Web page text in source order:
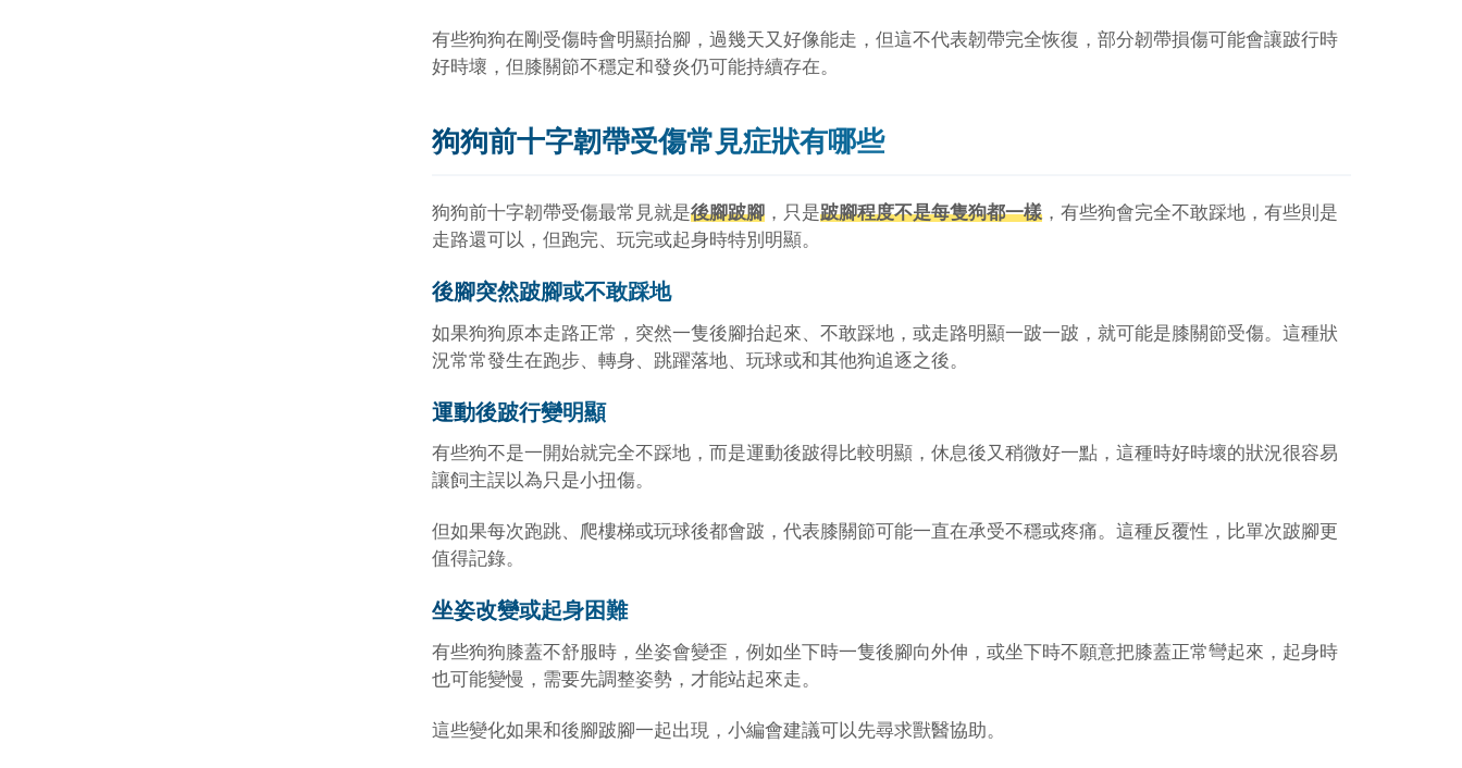
有些狗狗在剛受傷時會明顯抬腳，過幾天又好像能走，但這不代表韌帶完全恢復，部分韌帶損傷可能會讓跛行時
好時壞，但膝關節不穩定和發炎仍可能持續存在。
狗狗前十字韌帶受傷常見症狀有哪些
狗狗前十字韌帶受傷最常見就是後腳跛腳 ，只是跛腳程度不是每隻狗都一樣 ，有些狗會完全不敢踩地，有些則是
走路還可以，但跑完、玩完或起身時特別明顯。
後腳突然跛腳或不敢踩地
如果狗狗原本走路正常，突然一隻後腳抬起來、不敢踩地，或走路明顯一跛一跛，就可能是膝關節受傷。這種狀
況常常發生在跑步、轉身、跳躍落地、玩球或和其他狗追逐之後。
運動後跛行變明顯
有些狗不是一開始就完全不踩地，而是運動後跛得比較明顯，休息後又稍微好一點，這種時好時壞的狀況很容易
讓飼主誤以為只是小扭傷。
但如果每次跑跳、爬樓梯或玩球後都會跛，代表膝關節可能一直在承受不穩或疼痛。這種反覆性，比單次跛腳更
值得記錄。
坐姿改變或起身困難
有些狗狗膝蓋不舒服時，坐姿會變歪，例如坐下時一隻後腳向外伸，或坐下時不願意把膝蓋正常彎起來，起身時
也可能變慢，需要先調整姿勢，才能站起來走。
這些變化如果和後腳跛腳一起出現，小編會建議可以先尋求獸醫協助。